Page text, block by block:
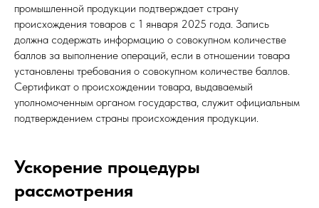
промышленной продукции подтверждает страну
происхождения товаров с 1 января 2025 года. Запись
должна содержать информацию о совокупном количестве
баллов за выполнение операций, если в отношении товара
установлены требования о совокупном количестве баллов.
Сертификат о происхождении товара, выдаваемый
уполномоченным органом государства, служит официальным
подтверждением страны происхождения продукции.
Ускорение процедуры
рассмотрения